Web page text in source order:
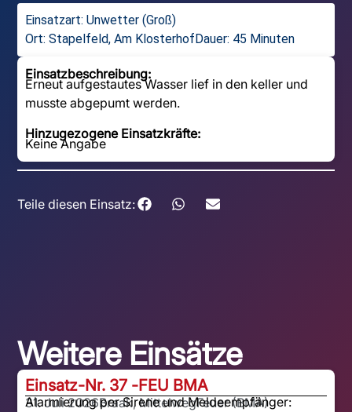
Einsatzart: Unwetter (Groß)
Ort: Stapelfeld, Am KlosterhofDauer: 45 Minuten
Einsatzbeschreibung:
Erneut aufgestautes Wasser lief in den keller und
musste abgepumt werden.
Hinzugezogene Einsatzkräfte:
Keine Angabe
Teile diesen Einsatz:
Weitere Einsätze
Einsatz-Nr. 37 -FEU BMA
31. Juli 2026Braak, MittelwegFeuer (BMA)
Alarmierung per Sirene und Meldeempfänger: